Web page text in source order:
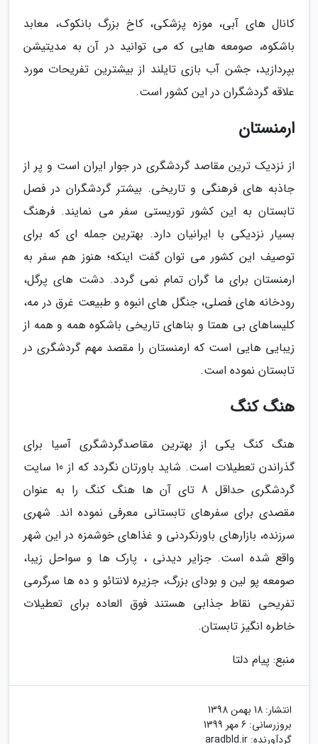
کانال های آبی، موزه پزشکی، کاخ بزرگ بانکوک، معابد
باشکوه، صومعه هایی که می توانید در آن به مدیتیشن
بپردازید، جشن آب بازی تایلند از بیشترین تفریحات مورد
علاقه گردشگران در این کشور است.
ارمنستان
از نزدیک ترین مقاصد گردشگری در جوار ایران است و پر از
جاذبه های فرهنگی و تاریخی. بیشتر گردشگران در فصل
تابستان به این کشور توریستی سفر می نمایند. فرهنگ
بسیار نزدیکی با ایرانیان دارد. بهترین جمله ای که برای
توصیف این کشور می توان گفت اینکه؛ هنوز هم سفر به
ارمنستان برای ما گران تمام نمی گردد. دشت های پرگل،
رودخانه های فصلی، جنگل های انبوه و طبیعت غرق در مه،
کلیساهای بی همتا و بناهای تاریخی باشکوه همه و همه از
زیبایی هایی است که ارمنستان را مقصد مهم گردشگری در
تابستان نموده است.
هنگ کنگ
هنگ کنگ یکی از بهترین مقاصدگردشگری آسیا برای
گذراندن تعطیلات است. شاید باورتان نگردد که از 10 سایت
گردشگری حداقل 8 تای آن ها هنگ کنگ را به عنوان
مقصدی برای سفرهای تابستانی معرفی نموده اند. شهری
سرزنده، بازارهای باورنکردنی و غذاهای خوشمزه در این شهر
واقع شده است. جزایر دیدنی ، پارک ها و سواحل زیبا،
صومعه پو لین و بودای بزرگ، جزیره لانتائو و ده ها سرگرمی
تفریحی نقاط جذابی هستند فوق العاده برای تعطیلات
خاطره انگیز تابستان.
منبع: پیام دلتا
انتشار: 18 بهمن 1398
بروزرسانی: 6 مهر 1399
گردآورنده: aradbld.ir